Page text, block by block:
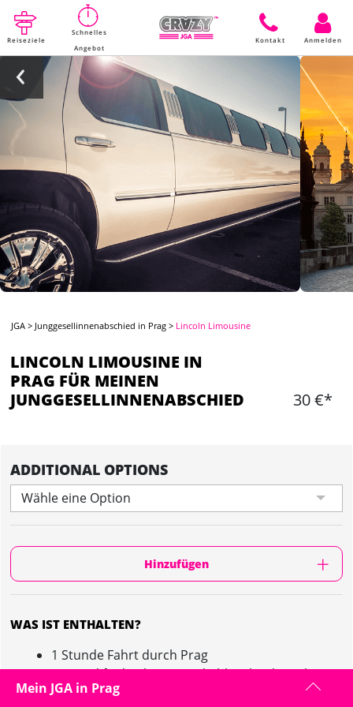
Reiseziele
Schnelles
Angebot
Kontakt Anmelden
JGA > Junggesellinnenabschied in Prag > Lincoln Limousine
LINCOLN LIMOUSINE IN
PRAG FÜR MEINEN
JUNGGESELLINNENABSCHIED
30 €*
ADDITIONAL OPTIONS
Wähle eine Option
Hinzufügen
WAS IST ENTHALTEN?
1 Stunde Fahrt durch Prag
An Bord findet ihr eine gekühlte Flasche Sekt, um
auf den Abend anzustoßen
Mein JGA in Prag